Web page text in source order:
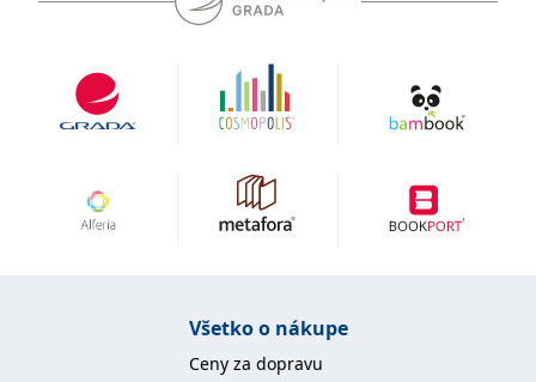
Všetko o nákupe
Ceny za dopravu